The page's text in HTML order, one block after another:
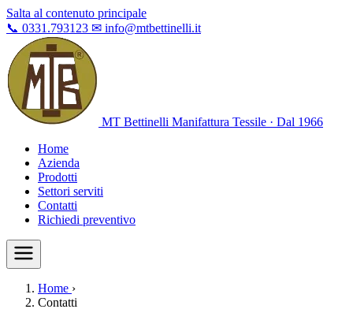
Salta al contenuto principale
📞 0331.793123 ✉ info@mtbettinelli.it
MT Bettinelli Manifattura Tessile · Dal 1966
Home
Azienda
Prodotti
Settori serviti
Contatti
Richiedi preventivo
Home ›
Contatti